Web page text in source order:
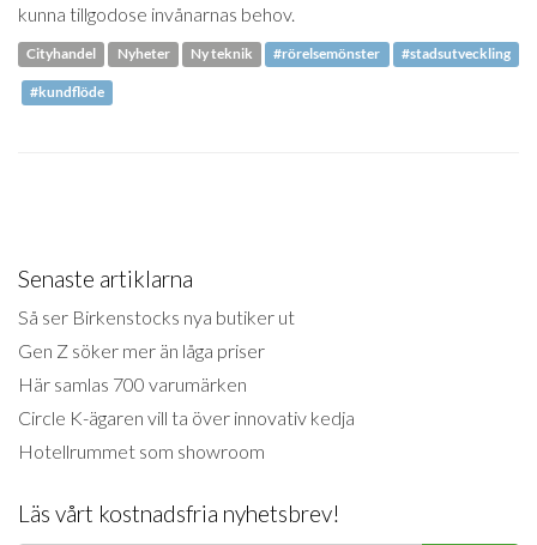
kunna tillgodose invånarnas behov.
Cityhandel Nyheter Ny teknik #rörelsemönster #stadsutveckling
#kundflöde
Senaste artiklarna
Så ser Birkenstocks nya butiker ut
Gen Z söker mer än låga priser
Här samlas 700 varumärken
Circle K-ägaren vill ta över innovativ kedja
Hotellrummet som showroom
Läs vårt kostnadsfria nyhetsbrev!